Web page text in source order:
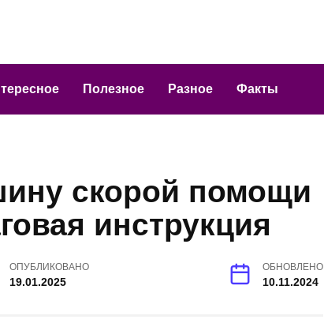
Полезное Разное Факты
скорой помощи
инструкция
ОПУБЛИКОВАНО
19.01.2025
ОБНОВЛЕНО
10.11.2024